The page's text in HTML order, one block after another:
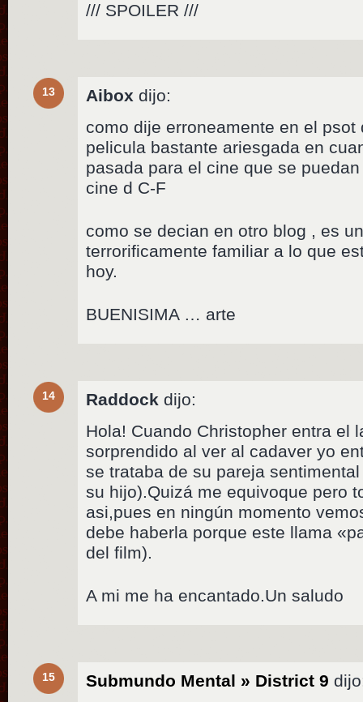
/// SPOILER ///
13 Aibox dijo:
como dije erroneamente en el psot
pelicula bastante ariesgada en
pasada para el cine que se
cine d C-F
como se decian en otro blog , es
terrorificamente familiar a lo que
hoy.
BUENISIMA … arte
14 Raddock dijo:
Hola! Cuando Christopher entra el
sorprendido al ver al cadaver yo
se trataba de su pareja
su hijo).Quizá me equivoque pero
asi,pues en ningún momento
debe haberla porque este llama
del film).
A mi me ha encantado.Un saludo
15 Submundo Mental » District 9